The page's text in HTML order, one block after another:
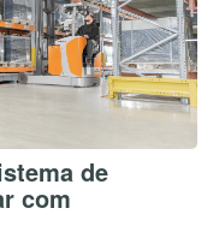
de
com